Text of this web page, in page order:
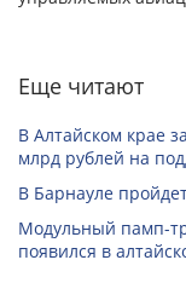
Еще читают
В Алтайском крае
млрд рублей на
В Барнауле
Модульный памп-
появился в